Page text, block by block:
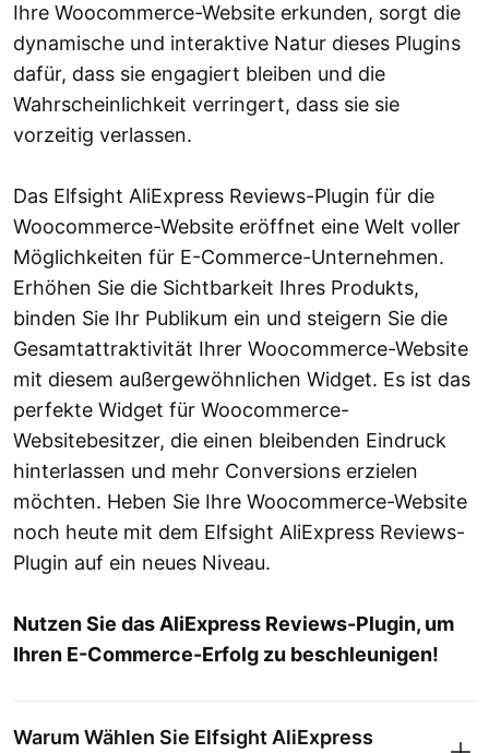
Ihre Woocommerce-Website erkunden, sorgt die
dynamische und interaktive Natur dieses Plugins
dafür, dass sie engagiert bleiben und die
Wahrscheinlichkeit verringert, dass sie sie
vorzeitig verlassen.
Das Elfsight AliExpress Reviews-Plugin für die
Woocommerce-Website eröffnet eine Welt voller
Möglichkeiten für E-Commerce-Unternehmen.
Erhöhen Sie die Sichtbarkeit Ihres Produkts,
binden Sie Ihr Publikum ein und steigern Sie die
Gesamtattraktivität Ihrer Woocommerce-Website
mit diesem außergewöhnlichen Widget. Es ist das
perfekte Widget für Woocommerce-
Websitebesitzer, die einen bleibenden Eindruck
hinterlassen und mehr Conversions erzielen
möchten. Heben Sie Ihre Woocommerce-Website
noch heute mit dem Elfsight AliExpress Reviews-
Plugin auf ein neues Niveau.
Nutzen Sie das AliExpress Reviews-Plugin, um
Ihren E-Commerce-Erfolg zu beschleunigen!
Warum Wählen Sie Elfsight AliExpress